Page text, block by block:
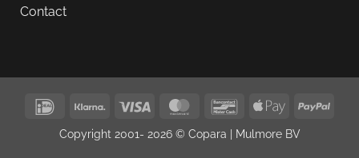
Contact
IDeal Klarna Visa MasterCardBancontactApple
Copyright 2001- 2026 © Copara | Mulmore BV